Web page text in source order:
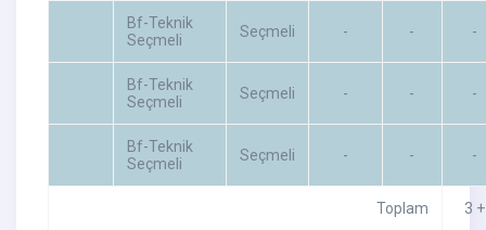
Bf-Teknik
Seçmeli
Seçmeli - - -
Bf-Teknik
Seçmeli
Seçmeli - - -
Bf-Teknik
Seçmeli
Seçmeli - - -
Toplam 3 +